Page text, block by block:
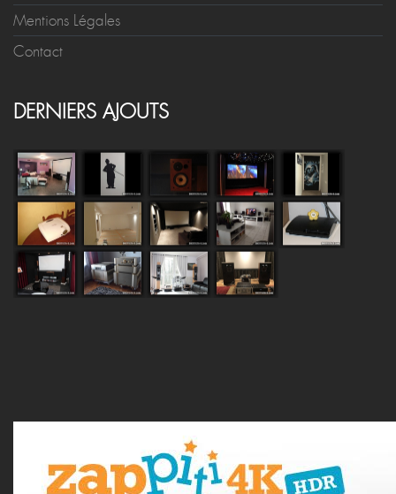
Mentions Légales
Contact
DERNIERS AJOUTS